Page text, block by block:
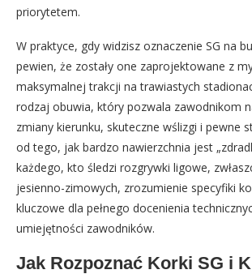
priorytetem.
W praktyce, gdy widzisz oznaczenie SG na
pewien, że zostały one zaprojektowane z
maksymalnej trakcji na trawiastych
rodzaj obuwia, który pozwala zawodnikom
zmiany kierunku, skuteczne wślizgi i pewne
od tego, jak bardzo nawierzchnia jest
każdego, kto śledzi rozgrywki ligowe,
jesienno-zimowych, zrozumienie specyfiki
kluczowe dla pełnego docenienia
umiejętności zawodników.
Jak Rozpoznać Korki SG i